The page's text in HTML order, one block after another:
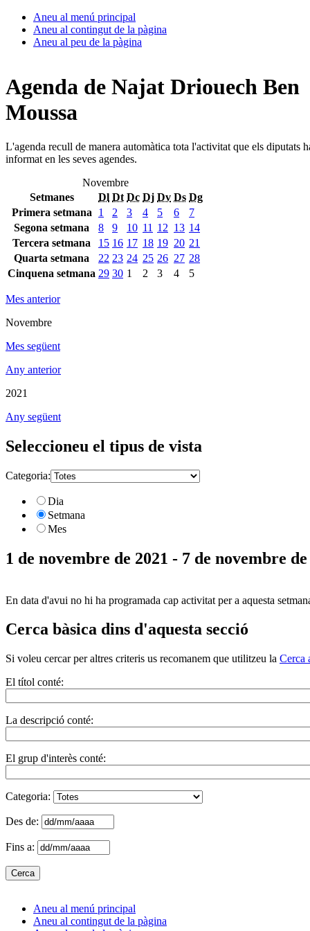
Aneu al menú principal
Aneu al contingut de la pàgina
Aneu al peu de la pàgina
Agenda de Najat Driouech Ben
Moussa
L'agenda recull de manera automàtica tota l'activitat que els diputats
informat en les seves agendes.
Novembre
Setmanes
Dl Dt Dc Dj Dv Ds Dg
Primera setmana
1 2 3 4 5 6
7
Segona setmana
8 9 10 11 12 13 14
Tercera setmana
15 16 17 18 19 20 21
Quarta setmana
22 23 24 25 26 27 28
Cinquena setmana 29 30 1 2 3 4 5
Mes anterior
Novembre
Mes següent
Any anterior
2021
Any següent
Seleccioneu el tipus de vista
Categoria:
Dia
Setmana
Mes
1 de novembre de 2021 - 7 de novembre
En data d'avui no hi ha programada cap activitat per a aquesta
Cerca bàsica dins d'aquesta secció
Si voleu cercar per altres criteris us recomanem que utilitzeu la Cerca
El títol conté:
La descripció conté:
El grup d'interès conté:
Categoria:
Des de:
Fins a:
Aneu al menú principal
Aneu al contingut de la pàgina